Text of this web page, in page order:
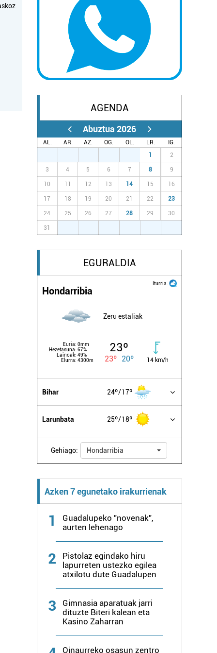
AGENDA
Abuztua 2026
AL. AR. AZ. OG. OL. LR.
IG.
1 2
3 4 5 6 7 8 9
10 11 12 13 14 15 16
17 18 19 20 21 22 23
24 25 26 27 28 29 30
31
EGURALDIA
Iturria:
Hondarribia
Zeru estaliak
Euria: 0mm
Hezetasuna: 67%
Lainoak: 49%
Elurra: 4300m
23º
23º 20º 14 km/h
Bihar 24º 17º
Larunbata 25º 18º
Gehiago: Hondarribia
Azken 7 egunetako irakurrienak
1
Guadalupeko "novenak",
aurten lehenago
2
Pistolaz egindako hiru
lapurreten ustezko egilea
atxilotu dute Guadalupen
3
Gimnasia aparatuak jarri
dituzte Biteri kalean eta
Kasino Zaharran
Oinaurreko osasun zentro